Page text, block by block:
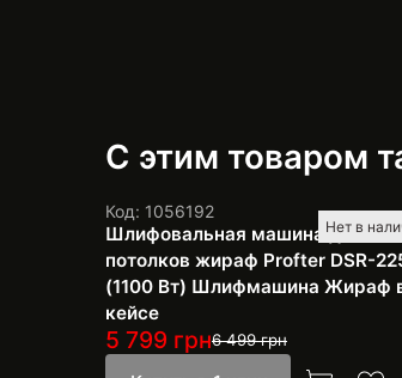
С этим товаром
Нет в
Код: 1056192
Шлифовальная машина для
потолков жираф Profter DSR-
(1100 Вт) Шлифмашина Жираф
кейсе
5 799 грн6 499грн